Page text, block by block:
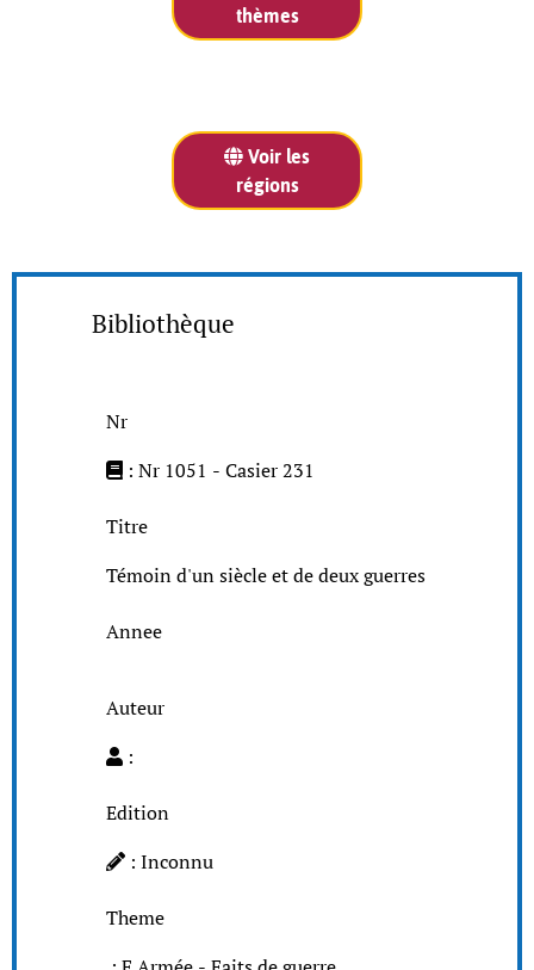
thèmes
Voir les
régions
Bibliothèque
Nr
: Nr 1051 - Casier 231
Titre
Témoin d'un siècle et de deux guerres
Annee
Auteur
:
Edition
: Inconnu
Theme